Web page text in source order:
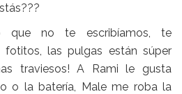
que no te escribíamos, te
las pulgas están súper
traviesos! A Rami le gusta
o la batería, Male me roba la